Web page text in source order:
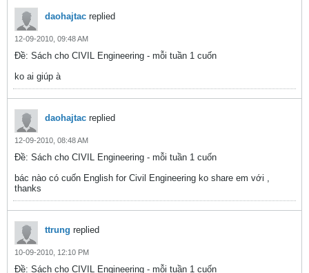
daohajtac replied
12-09-2010, 09:48 AM
Ðề: Sách cho CIVIL Engineering - mỗi tuần 1 cuốn
ko ai giúp à
daohajtac replied
12-09-2010, 08:48 AM
Ðề: Sách cho CIVIL Engineering - mỗi tuần 1 cuốn
bác nào có cuốn English for Civil Engineering ko share em với ,
thanks
ttrung replied
10-09-2010, 12:10 PM
Ðề: Sách cho CIVIL Engineering - mỗi tuần 1 cuốn